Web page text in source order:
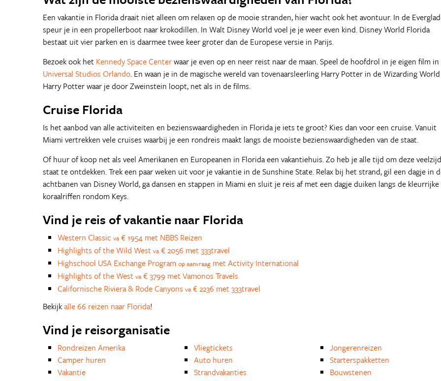
Een vakantie in Florida draait niet alleen om relaxen op de mooie stranden, hier wacht ook het avontuur. In de
speur je in een propellerboot naar krokodillen. In Walt Disney World voel je je weer even kind. Disney World Florida
bestaat uit vier parken en is daarmee twee keer groter dan de Europese versie in Parijs.
Bezoek ook het Kennedy Space Centerwaar je even op en neer reist naar de maan. Speel de hoofdrol in je eigen film in
Universal Studios Orlando. En waan je in de magische wereld van tovenaarsleerling Harry Potter in de Wizarding
Harry Potter waar je door Zweinstein loopt, net als in de films.
Cruise Florida
Is het aanbod van alle activiteiten en bezienswaardigheden in Florida je iets te groot? Kies dan voor een cruise. Vanuit
Miami vertrekken vele cruises waarbij je een rondreis maakt langs de mooiste bezienswaardigheden van de staat.
Of huur of koop net als veel Amerikanen en Europeanen in Florida een vakantiehuis. Zo heb je alle tijd om deze
staat te ontdekken. Trek een paar weken uit voor je vakantie in de Sunshine State. Relax bij het strand, gil een dagje in
achtbanen van Disney World, ga dansen en stappen in Miami en sluit je reis af met een dagje duiken langs de kleurrijke
koraalriffen rondom Keys.
Vind je reis of vakantie naar Florida
Western Classic va € 1954 met NBBS Reizen
Highlights of the Wild West va € 2056 met 333travel
Highschool USA Exchange Program op aanvraag met Activity International
Highlights of the West va € 3799 met Vamonos Travels
Californische Riviera & Rode Canyons va € 2236 met 333travel
Bekijkalle 66 reizen naar Florida!
Vind je reisorganisatie
Rondreizen Amerika
Camper huren
Vakantie
Vliegtickets
Auto huren
Strandvakanties
Jongerenreizen
Starterspakketten
Bouwstenen